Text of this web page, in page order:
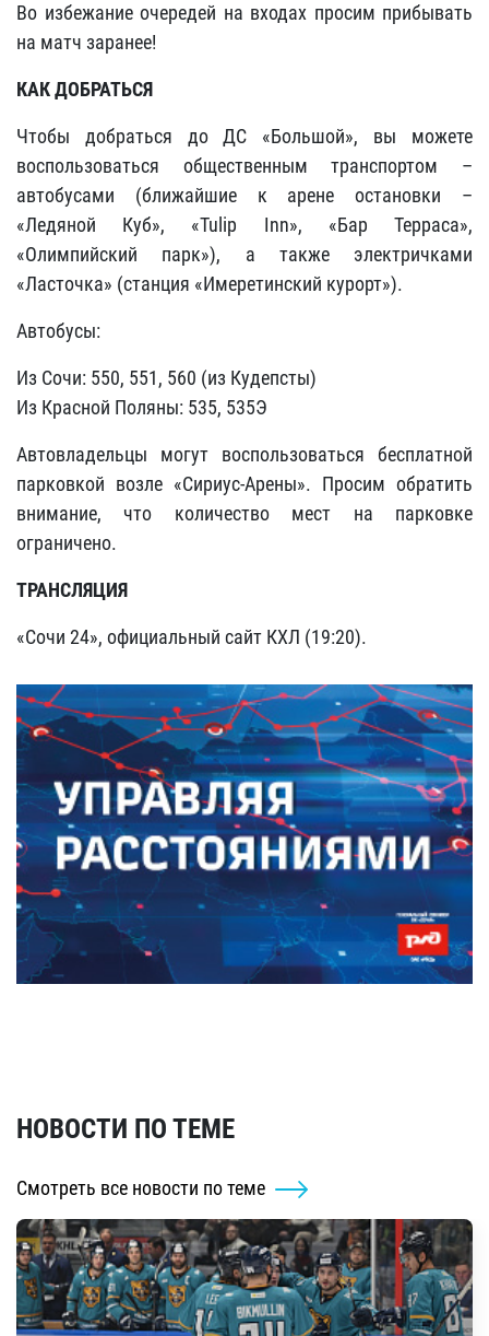
Во избежание очередей на входах просим прибывать
на матч заранее!
КАК ДОБРАТЬСЯ
Чтобы добраться до ДС «Большой», вы можете
воспользоваться общественным транспортом –
автобусами (ближайшие к арене остановки –
«Ледяной Куб», «Tulip Inn», «Бар Терраса»,
«Олимпийский парк»), а также электричками
«Ласточка» (станция «Имеретинский курорт»).
Автобусы:
Из Сочи: 550, 551, 560 (из Кудепсты)
Из Красной Поляны: 535, 535Э
Автовладельцы могут воспользоваться бесплатной
парковкой возле «Сириус-Арены». Просим обратить
внимание, что количество мест на парковке
ограничено.
ТРАНСЛЯЦИЯ
«Сочи 24», официальный сайт КХЛ (19:20).
НОВОСТИ ПО ТЕМЕ
Смотреть все новости по теме